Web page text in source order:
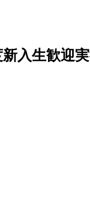
新入生歓迎